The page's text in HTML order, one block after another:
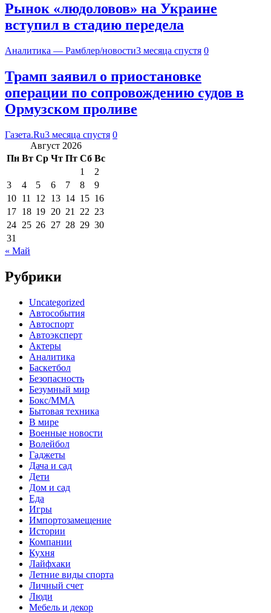
Рынок «людоловов» на Украине
вступил в стадию передела
Аналитика — Рамблер/новости3 месяца спустя 0
Трамп заявил о приостановке
операции по сопровождению судов в
Ормузском проливе
Газета.Ru3 месяца спустя 0
Август 2026
Пн Вт Ср Чт Пт Сб Вс
1
2
3
4 5 6 7 8
9
10 11 12 13 14 15 16
17 18 19 20 21 22 23
24 25 26 27 28 29 30
31
« Май
Рубрики
Uncategorized
Автособытия
Автоспорт
Автоэксперт
Актеры
Аналитика
Баскетбол
Безопасность
Безумный мир
Бокс/MMA
Бытовая техника
В мире
Военные новости
Волейбол
Гаджеты
Дача и сад
Дети
Дом и сад
Еда
Игры
Импортозамещение
Истории
Компании
Кухня
Лайфхаки
Летние виды спорта
Личный счет
Люди
Мебель и декор